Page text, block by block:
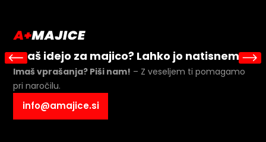
Imaš idejo za majico? Lahko jo natisnemo!
Imaš vprašanja? Piši nam! – Z veseljem ti pomagamo
pri naročilu.
info@amajice.si